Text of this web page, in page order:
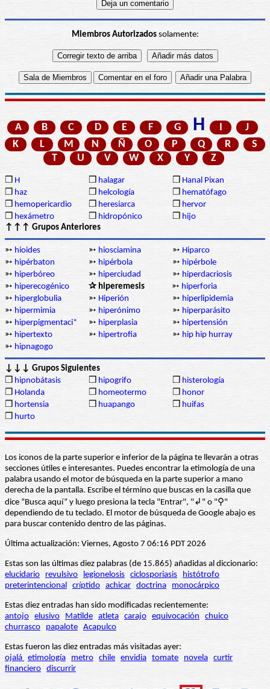
Miembros Autorizadossolamente:
A B C D E F G H I
J
K
L M N Ñ O P Q R
S
T
U V W X Y Z
❒ H ❒ halagar ❒ Hanal Pixan
❒ haz ❒ helcología ❒ hematófago
❒ hemopericardio ❒ heresiarca ❒ hervor
❒ hexámetro ❒ hidropónico ❒ hijo
↑↑↑ Grupos Anteriores
➳ hioides ➳ hiosciamina ➳ Hiparco
➳ hipérbaton ➳ hipérbola ➳ hipérbole
➳ hiperbóreo ➳ hiperciudad ➳ hiperdacriosis
➳ hiperecogénico ✰ hiperemesis ➳ hiperforia
➳ hiperglobulia ➳ Hiperión ➳ hiperlipidemia
➳ hipermimia ➳ hiperónimo ➳ hiperparásito
➳ hiperpigmentaci* ➳ hiperplasia ➳ hipertensión
➳ hipertexto ➳ hipertrofia ➳ hip hip hurray
➳ hipnagogo
↓↓↓ Grupos Siguientes
❒ hipnobátasis ❒ hipogrifo ❒ histerología
❒ Holanda ❒ homeotermo ❒ honor
❒ hortensia ❒ huapango ❒ huifas
❒ hurto
Los iconos de la parte superior e inferior de la página te llevarán a otras
secciones útiles e interesantes. Puedes encontrar la etimología de una
palabra usando el motor de búsqueda en la parte superior a mano
derecha de la pantalla. Escribe el término que buscas en la casilla que
dice “Busca aquí” y luego presiona la tecla "Entrar", "↲" o "⚲"
dependiendo de tu teclado. El motor de búsqueda de Google abajo es
para buscar contenido dentro de las páginas.
Última actualización: Viernes, Agosto 7 06:16 PDT 2026
Estas son las últimas diez palabras (de 15.865) añadidas al diccionario:
elucidario
revulsivo legionelosis ciclosporiasis
histótrofo
preterintencional críptido achicar doctrina monocárpico
Estas diez entradas han sido modificadas recientemente:
antojo elusivo Matilde atleta carajo equivocación
chuico
churrasco
papalote Acapulco
Estas fueron las diez entradas más visitadas ayer:
ojalá etimología metro chile envidia tomate novela curtir
financiero discurrir